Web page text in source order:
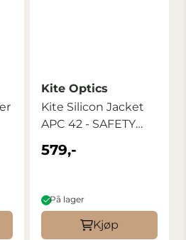
Kite Optics
Kite Silicon Jacket
APC 42 - SAFETY
ORANGE
579,-
På lager
Kjøp